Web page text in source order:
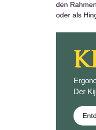
den
oder als
Der